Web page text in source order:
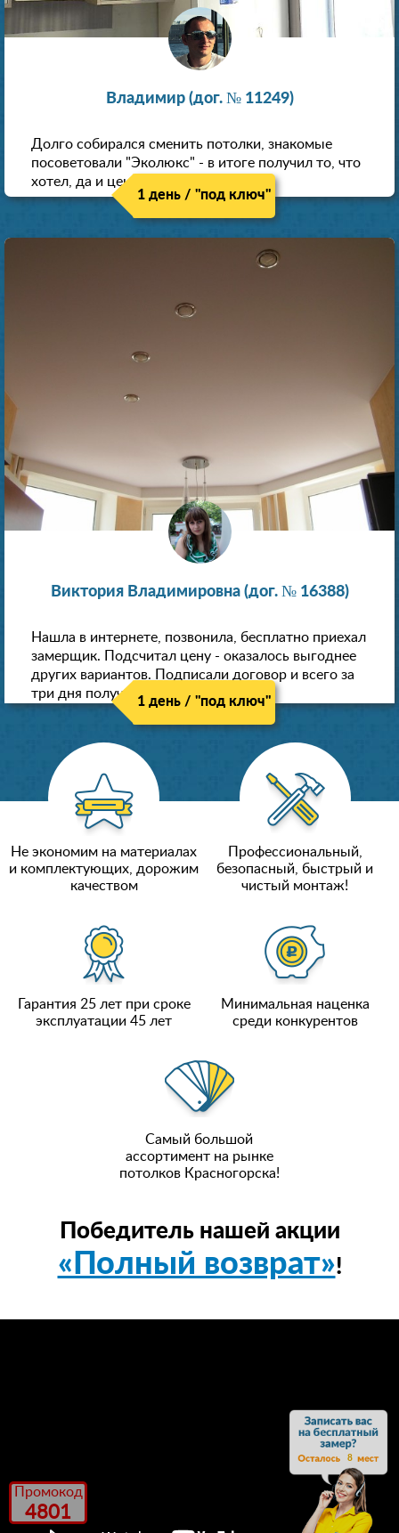
8
Промокод
4801
Владимир (дог. № 11249)
Долго собирался сменить потолки, знакомые
посоветовали "Эколюкс" - в итоге получил то, что
хотел, да и цена нормальная.
1 день / "под ключ"
Виктория Владимировна (дог. № 16388)
Нашла в интернете, позвонила, бесплатно приехал
замерщик. Подсчитал цену - оказалось выгоднее
других вариантов. Подписали договор и всего за
три дня получили новые потолки!
1 день / "под ключ"
Не экономим на материалах
и комплектующих, дорожим
качеством
Профессиональный,
безопасный, быстрый и
чистый монтаж!
Гарантия 25 лет при сроке
эксплуатации 45 лет
Минимальная наценка
среди конкурентов
Самый большой
ассортимент на рынке
потолков Красногорска!
Победитель нашей акции
«Полный возврат»!